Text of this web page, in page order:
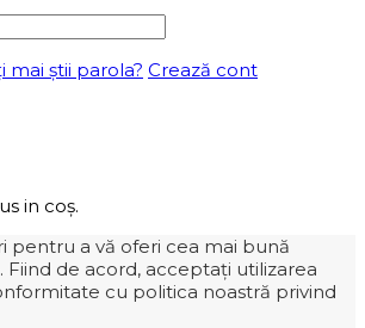
mai știi parola? Crează cont
in coș.
pentru a vă oferi cea mai bună
Fiind de acord, acceptați utilizarea
cu politica noastră privind